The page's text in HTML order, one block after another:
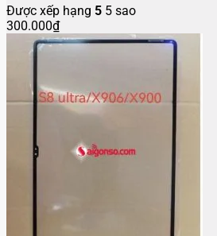
Được xếp hạng 5 5 sao
300.000₫